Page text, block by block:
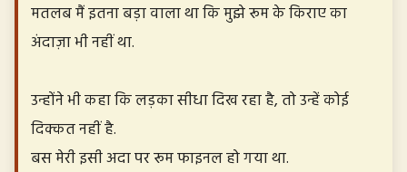
मतलब मैं इतना बड़ा वाला था कि मुझे रूम के किराए का
अंदाज़ा भी नहीं था.
उन्होंने भी कहा कि लड़का सीधा दिख रहा है, तो उन्हें कोई
दिक्कत नहीं है.
बस मेरी इसी अदा पर रूम फाइनल हो गया था.